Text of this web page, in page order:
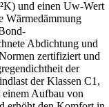
und einen Uw-Wert
Wärmedämmung
Abdichtung und
zertifiziert und
der
der Klassen C1,
Aufbau von